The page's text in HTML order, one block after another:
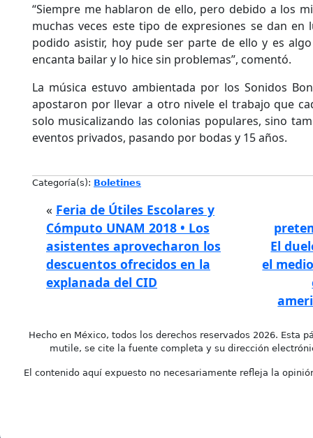
“Siempre me hablaron de ello, pero debido a los
muchas veces este tipo de expresiones se dan
podido asistir, hoy pude ser parte de ello y es
encanta bailar y lo hice sin problemas”, comentó.
La música estuvo ambientada por los Sonidos
apostaron por llevar a otro nivele el trabajo que
solo musicalizando las colonias populares, sino
eventos privados, pasando por bodas y 15 años.
Categoría(s): Boletines
« Feria de Útiles Escolares y
Cómputo UNAM 2018 • Los
asistentes aprovecharon los
descuentos ofrecidos en la
explanada del CID
El
el
Hecho en México, todos los derechos reservados 2026. Esta
mutile, se cite la fuente completa y su dirección
El contenido aquí expuesto no necesariamente refleja la